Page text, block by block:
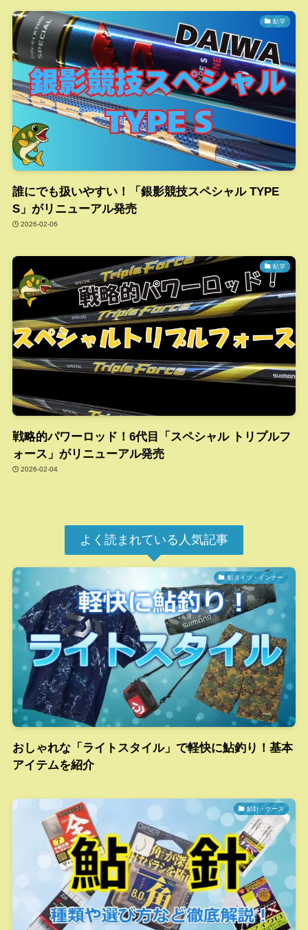
鮎竿
誰にでも扱いやすい！「銀影競技スペシャル TYPE
S」がリニューアル発売
2026-02-06
鮎竿
戦略的パワーロッド！6代目「スペシャル トリプルフ
ォース」がリニューアル発売
2026-02-04
よく読まれている人気記事
鮎タイツ・インナー
おしゃれな「ライトスタイル」で軽快に鮎釣り！基本
アイテムを紹介
鮎針・ケース